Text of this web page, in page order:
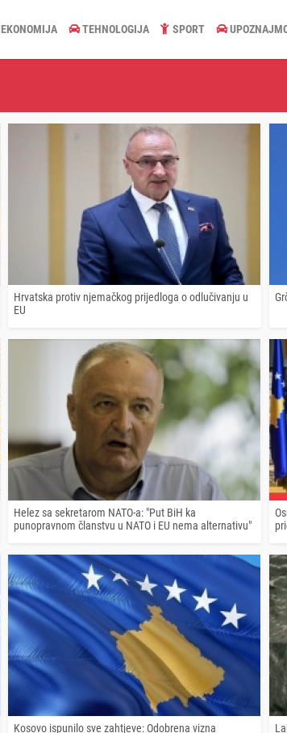
EKONOMIJA TEHNOLOGIJA SPORT
Hrvatska protiv njemačkog prijedloga o odlučivanju u
EU
Helez sa sekretarom NATO-a: "Put BiH ka
punopravnom članstvu u NATO i EU nema alternativu"
Kosovo ispunilo sve zahtjeve: Odobrena vizna